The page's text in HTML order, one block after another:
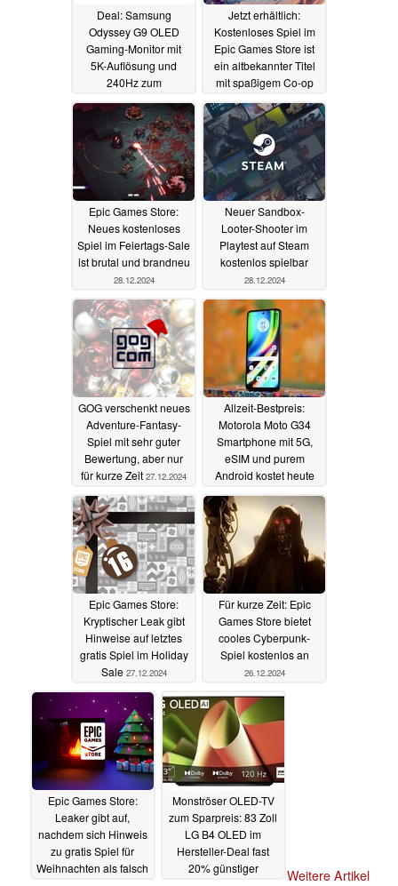
Deal: Samsung
Odyssey G9 OLED
Gaming-Monitor mit
5K-Auflösung und
240Hz zum
Spitzenpreis bei
Amazon30.12.2024
Jetzt erhältlich:
Kostenloses Spiel im
Epic Games Store ist
ein altbekannter Titel
mit spaßigem Co-op
29.12.2024
Epic Games Store:
Neues kostenloses
Spiel im Feiertags-Sale
ist brutal und brandneu
28.12.2024
Neuer Sandbox-
Looter-Shooter im
Playtest auf Steam
kostenlos spielbar
28.12.2024
GOG verschenkt neues
Adventure-Fantasy-
Spiel mit sehr guter
Bewertung, aber nur
für kurze Zeit 27.12.2024
Allzeit-Bestpreis:
Motorola Moto G34
Smartphone mit 5G,
eSIM und purem
Android kostet heute
nur 79 Euro27.12.2024
Epic Games Store:
Kryptischer Leak gibt
Hinweise auf letztes
gratis Spiel im Holiday
Sale 27.12.2024
Für kurze Zeit: Epic
Games Store bietet
cooles Cyberpunk-
Spiel kostenlos an
26.12.2024
Epic Games Store:
Leaker gibt auf,
nachdem sich Hinweis
zu gratis Spiel für
Weihnachten als falsch
Monströser OLED-TV
zum Sparpreis: 83 Zoll
LG B4 OLED im
Hersteller-Deal fast
20% günstiger
Weitere Artikel